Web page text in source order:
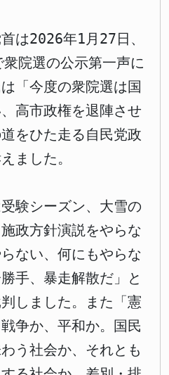
は2026年1月27日、
院選の公示第一声に
「今度の衆院選は国
高市政権を退陣させ
をひた走る自民党政
ました。
験シーズン、大雪の
政方針演説をやらな
ない、何にもやらな
手、暴走解散だ」と
しました。また「憲
争か、平和か。国民
う社会か、それとも